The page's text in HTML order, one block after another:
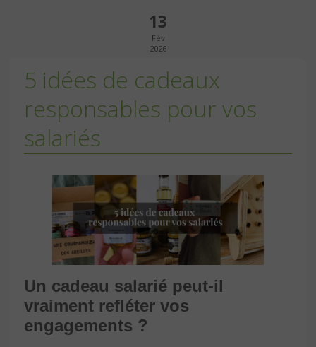
13
Fév
2026
5 idées de cadeaux
responsables pour vos
salariés
Un cadeau salarié peut-il
vraiment refléter vos
engagements ?